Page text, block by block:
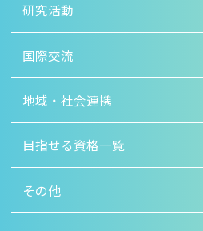
研究活動
国際交流
地域・社会連携
目指せる資格一覧
その他